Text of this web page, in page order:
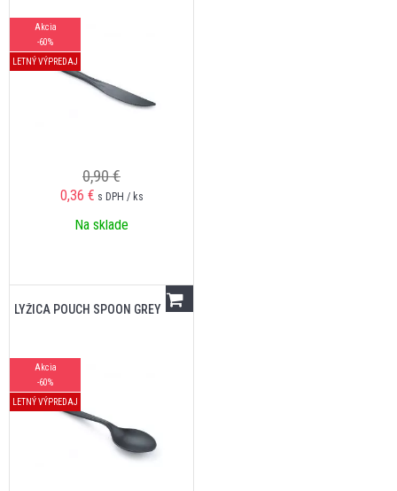
Akcia
-60%
LETNÝ VÝPREDAJ
0,90 €
0,36 € s DPH / ks
Na sklade
LYŽICA POUCH SPOON GREY
Akcia
-60%
LETNÝ VÝPREDAJ